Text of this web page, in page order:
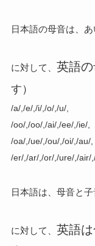
日本語の母音は、
に対して、 英語の
す）
/a/,/e/,/i/,/o/,/u/,
/oo/,/oo/,/ai/,/ee/,/ie/,
/oa/,/ue/,/ou/,/oi/,/au/,
/er/,/ar/,/or/,/ure/,/air/
日本語は、 母音と子
に対して、 英語は